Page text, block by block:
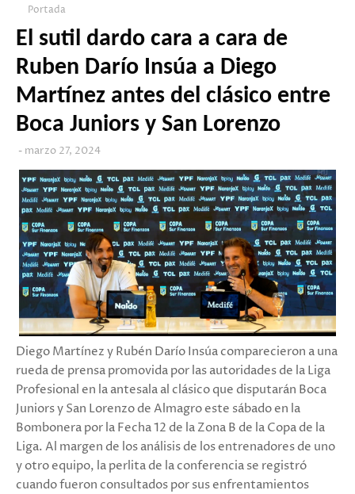
Portada
El sutil dardo cara a cara de
Ruben Darío Insúa a Diego
Martínez antes del clásico entre
Boca Juniors y San Lorenzo
marzo 27, 2024
Diego Martínez y Rubén Darío Insúa comparecieron a una
rueda de prensa promovida por las autoridades de la Liga
Profesional en la antesala al clásico que disputarán Boca
Juniors y San Lorenzo de Almagro este sábado en la
Bombonera por la Fecha 12 de la Zona B de la Copa de la
Liga. Al margen de los análisis de los entrenadores de uno
y otro equipo, la perlita de la conferencia se registró
cuando fueron consultados por sus enfrentamientos